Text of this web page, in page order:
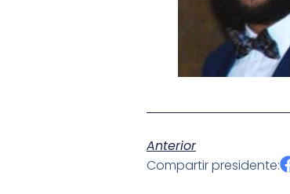
Anterior
Compartir presidente: